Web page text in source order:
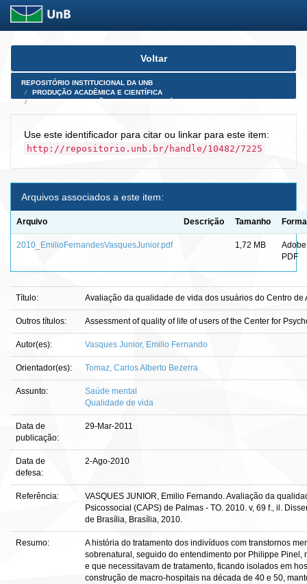
Skip
Voltar
REPOSITÓRIO INSTITUCIONAL DA UNB
PRODUÇÃO ACADÊMICA E CIENTÍFICA
Use este identificador para citar ou linkar para este item:
http://repositorio.unb.br/handle/10482/7225
Arquivos associados a este item:
Arquivo Descrição Tamanho
2010_EmilioFernandesVasquesJunior.pdf 1,72 MB
Adobe
PDF
Título: Avaliação da qualidade de vida dos usuários do Centro de
Outros títulos: Assessment of quality of life of users of the Center for
Autor(es): Vasques Junior, Emilio Fernando
Orientador(es): Tomaz, Carlos Alberto Bezerra
Assunto:
Saúde mental
Qualidade de vida
Data de
publicação:
29-Mar-2011
Data de
defesa:
2-Ago-2010
Referência:
VASQUES JUNIOR, Emilio Fernando. Avaliação da
Psicossocial (CAPS) de Palmas - TO. 2010. v, 69 f., il.
de Brasília, Brasília, 2010.
Resumo:
A história do tratamento dos indivíduos com transtornos
sobrenatural, seguido do entendimento por Philippe Pinel,
e que necessitavam de tratamento, ficando isolados em
construção de macro-hospitais na década de 40 e 50,